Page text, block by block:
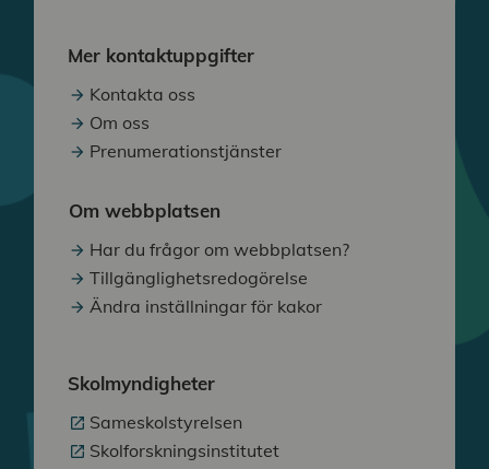
Mer kontaktuppgifter
Kontakta oss
Om oss
Prenumerationstjänster
Om webbplatsen
Har du frågor om webbplatsen?
Tillgänglighetsredogörelse
Ändra inställningar för kakor
Skolmyndigheter
Sameskolstyrelsen
Skolforskningsinstitutet